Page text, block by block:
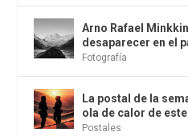
Arno Rafael
desaparecer en el
Fotografía
La postal de la
ola de calor de
Postales